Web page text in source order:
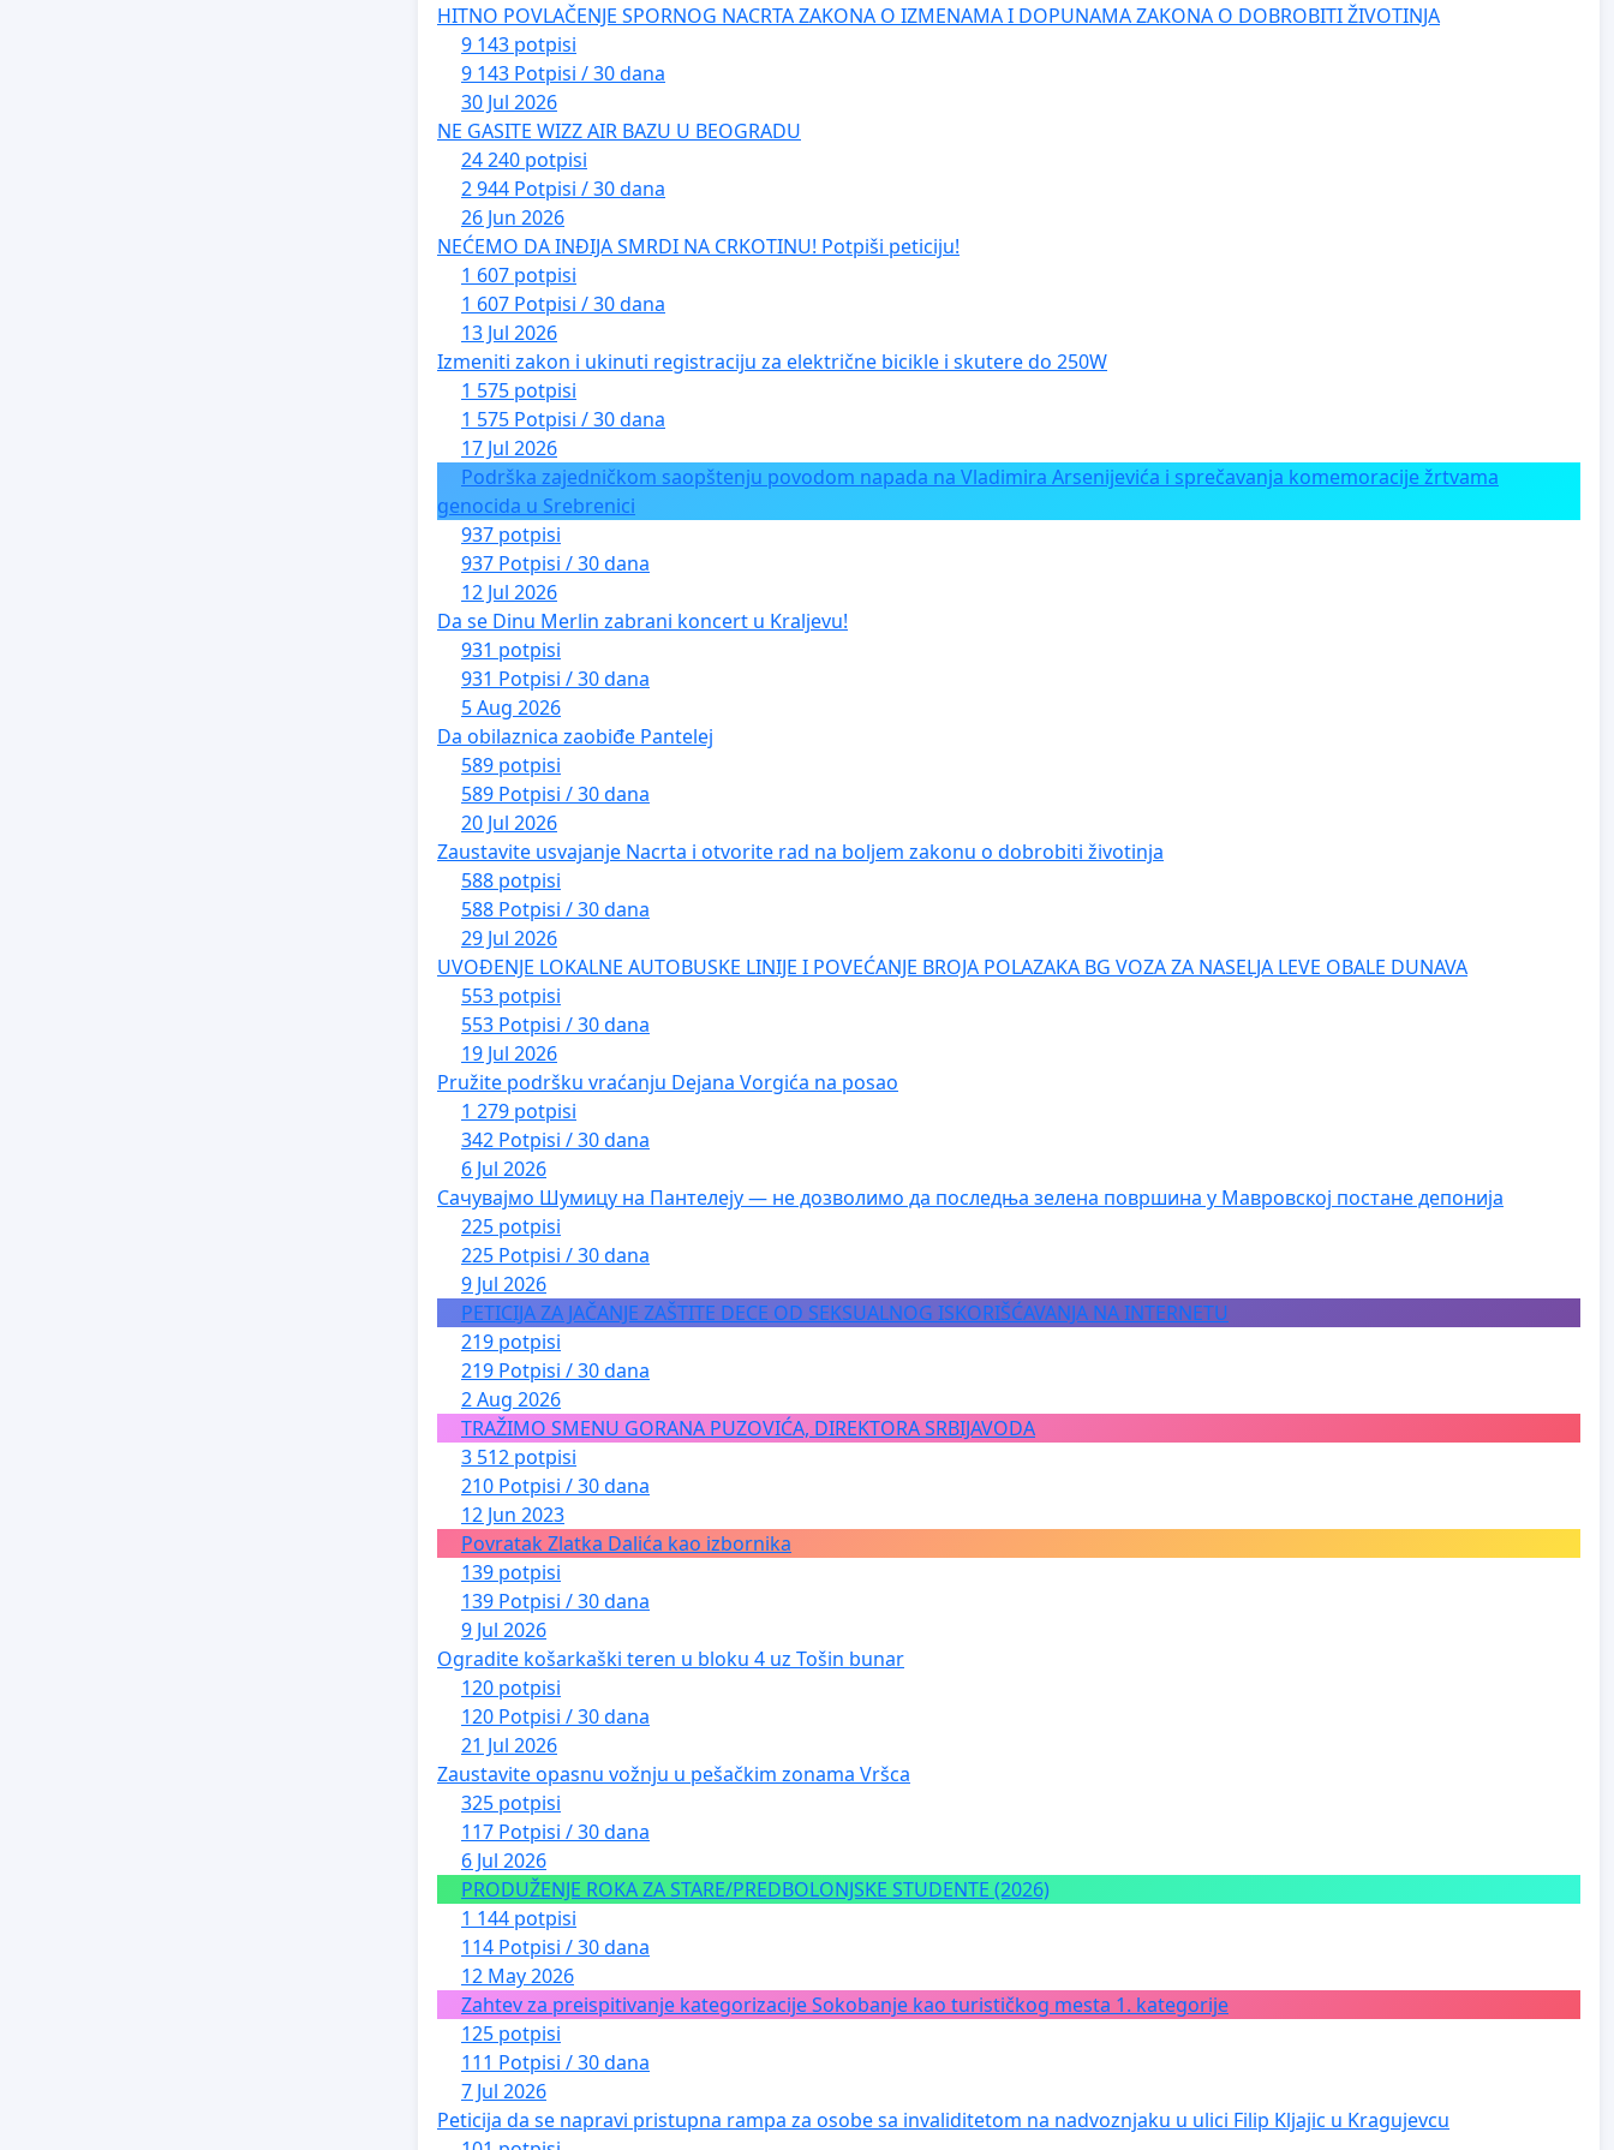
HITNO POVLAČENJE SPORNOG NACRTA ZAKONA O IZMENAMA I DOPUNAMA ZAKONA O DOBROBITI ŽIVOTINJA
9 143 potpisi
9 143 Potpisi / 30 dana
30 Jul 2026
NE GASITE WIZZ AIR BAZU U BEOGRADU
24 240 potpisi
2 944 Potpisi / 30 dana
26 Jun 2026
NEĆEMO DA INĐIJA SMRDI NA CRKOTINU! Potpiši peticiju!
1 607 potpisi
1 607 Potpisi / 30 dana
13 Jul 2026
Izmeniti zakon i ukinuti registraciju za električne bicikle i skutere do 250W
1 575 potpisi
1 575 Potpisi / 30 dana
17 Jul 2026
Podrška zajedničkom saopštenju povodom napada na Vladimira Arsenijevića i sprečavanja komemoracije žrtvama
genocida u Srebrenici
937 potpisi
937 Potpisi / 30 dana
12 Jul 2026
Da se Dinu Merlin zabrani koncert u Kraljevu!
931 potpisi
931 Potpisi / 30 dana
5 Aug 2026
Da obilaznica zaobiđe Pantelej
589 potpisi
589 Potpisi / 30 dana
20 Jul 2026
Zaustavite usvajanje Nacrta i otvorite rad na boljem zakonu o dobrobiti životinja
588 potpisi
588 Potpisi / 30 dana
29 Jul 2026
UVOĐENJE LOKALNE AUTOBUSKE LINIJE I POVEĆANJE BROJA POLAZAKA BG VOZA ZA NASELJA LEVE OBALE DUNAVA
553 potpisi
553 Potpisi / 30 dana
19 Jul 2026
Pružite podršku vraćanju Dejana Vorgića na posao
1 279 potpisi
342 Potpisi / 30 dana
6 Jul 2026
Сачувајмо Шумицу на Пантелеју — не дозволимо да последња зелена површина у Мавровској постане депонија
225 potpisi
225 Potpisi / 30 dana
9 Jul 2026
PETICIJA ZA JAČANJE ZAŠTITE DECE OD SEKSUALNOG ISKORIŠĆAVANJA NA INTERNETU
219 potpisi
219 Potpisi / 30 dana
2 Aug 2026
TRAŽIMO SMENU GORANA PUZOVIĆA, DIREKTORA SRBIJAVODA
3 512 potpisi
210 Potpisi / 30 dana
12 Jun 2023
Povratak Zlatka Dalića kao izbornika
139 potpisi
139 Potpisi / 30 dana
9 Jul 2026
Ogradite košarkaški teren u bloku 4 uz Tošin bunar
120 potpisi
120 Potpisi / 30 dana
21 Jul 2026
Zaustavite opasnu vožnju u pešačkim zonama Vršca
325 potpisi
117 Potpisi / 30 dana
6 Jul 2026
PRODUŽENJE ROKA ZA STARE/PREDBOLONJSKE STUDENTE (2026)
1 144 potpisi
114 Potpisi / 30 dana
12 May 2026
Zahtev za preispitivanje kategorizacije Sokobanje kao turističkog mesta 1. kategorije
125 potpisi
111 Potpisi / 30 dana
7 Jul 2026
Peticija da se napravi pristupna rampa za osobe sa invaliditetom na nadvoznjaku u ulici Filip Kljajic u Kragujevcu